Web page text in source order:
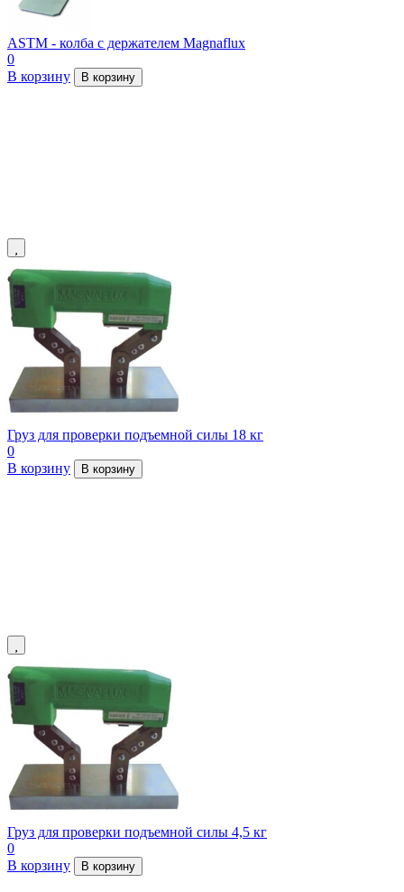
ASTM - колба с держателем Magnaflux
0
В корзину
В корзину
Груз для проверки подъемной силы 18 кг
0
В корзину
В корзину
Груз для проверки подъемной силы 4,5 кг
0
В корзину
В корзину